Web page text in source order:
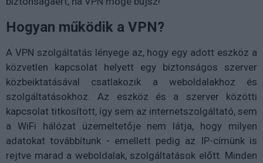
Hogyan működik a VPN?
A VPN szolgáltatás lényege az, hogy egy adott eszköz a
közvetlen kapcsolat helyett egy biztonságos szerver
közbeiktatásával csatlakozik a weboldalakhoz és
szolgáltatásokhoz. Az eszköz és a szerver közötti
kapcsolat titkosított, így sem az internetszolgáltató, sem
a WiFi hálózat üzemeltetője nem látja, hogy milyen
adatokat továbbítunk - emellett pedig az IP-címünk is
rejtve marad a weboldalak, szolgáltatások előtt. Minden